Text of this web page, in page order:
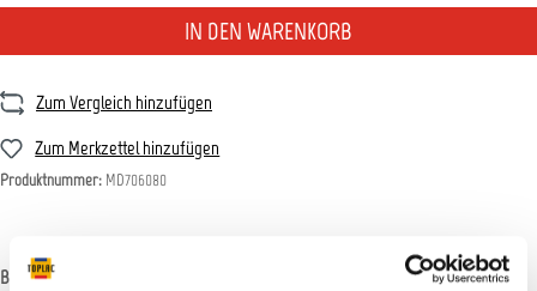
IN DEN WARENKORB
Zum Vergleich hinzufügen
Zum Merkzettel hinzufügen
Produktnummer: MD706080
Beschreibung